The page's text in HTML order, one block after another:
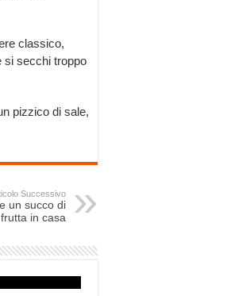
classico,
si secchi troppo
pizzico di sale,
Successivo
un succo di
frutta in casa